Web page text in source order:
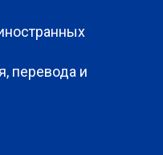
перевода и